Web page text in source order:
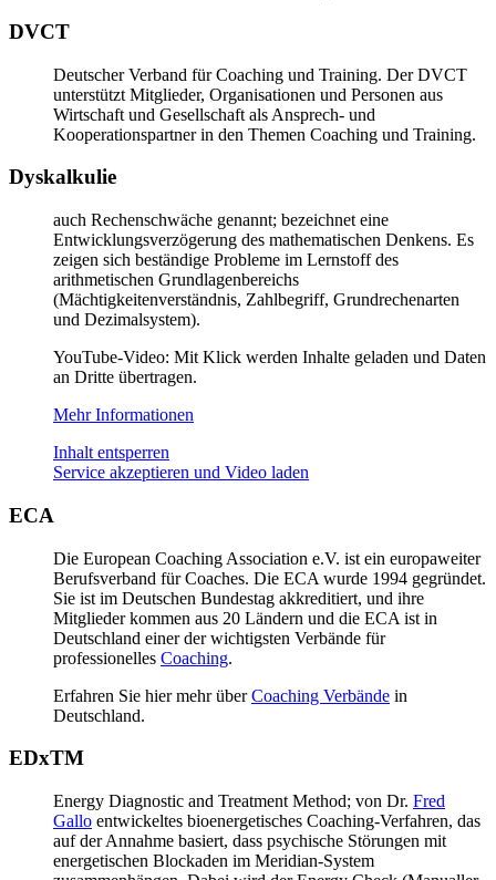
DVCT
Deutscher Verband für Coaching und Training. Der DVCT
unterstützt Mitglieder, Organisationen und Personen aus
Wirtschaft und Gesellschaft als Ansprech- und
Kooperationspartner in den Themen Coaching und Training.
Dyskalkulie
auch Rechenschwäche genannt; bezeichnet eine
Entwicklungsverzögerung des mathematischen Denkens. Es
zeigen sich beständige Probleme im Lernstoff des
arithmetischen Grundlagenbereichs
(Mächtigkeitenverständnis, Zahlbegriff, Grundrechenarten
und Dezimalsystem).
YouTube-Video: Mit Klick werden Inhalte geladen und Daten
an Dritte übertragen.
Mehr Informationen
Inhalt entsperren
Service akzeptieren und Video laden
ECA
Die European Coaching Association e.V. ist ein europaweiter
Berufsverband für Coaches. Die ECA wurde 1994 gegründet.
Sie ist im Deutschen Bundestag akkreditiert, und ihre
Mitglieder kommen aus 20 Ländern und die ECA ist in
Deutschland einer der wichtigsten Verbände für
professionelles Coaching.
Erfahren Sie hier mehr überCoaching Verbände in
Deutschland.
EDxTM
Energy Diagnostic and Treatment Method; von Dr. Fred
Gallo entwickeltes bioenergetisches Coaching-Verfahren, das
auf der Annahme basiert, dass psychische Störungen mit
energetischen Blockaden im Meridian-System